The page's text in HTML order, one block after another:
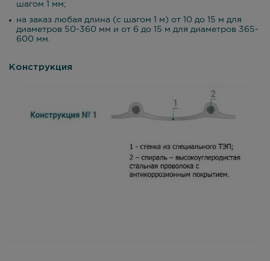
шагом 1 мм;
на заказ любая длина (с шагом 1 м) от 10 до 15 м для
диаметров 50-360 мм и от 6 до 15 м для диаметров 365-
600 мм.
Конструкция